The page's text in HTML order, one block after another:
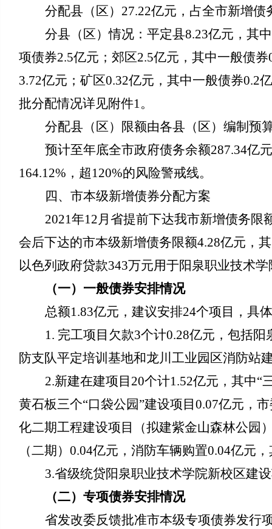
分配县（区）27.22亿元，占全市新增
分县（区）情况：平定县8.23亿元，其
项债券2.5亿元；郊区2.5亿元，其中一般债券
3.72亿元；矿区0.32亿元，其中一般债券0.2
批分配情况详见附件1。
分配县（区）限额由各县（区）编制预
预计至年底全市政府债务余额287.34亿
164.12% ，超120%的风险警戒线。
四、市本级新增债券分配方案
2021年12月省提前下达我市新增债务
会后下达的市本级新增债务限额4.28亿元，
以色列政府贷款343万元用于阳泉职业技术
（一）一般债券安排情况
总额1.83亿元，建议安排24个项目，具
1. 完工项目欠款3个计0.28亿元，包括
防支队平定培训基地和龙川工业园区消防站
2.新建在建项目20个计1.52亿元，其中“
黄石板三个“口袋公园”建设项目0.07亿元，
化二期工程建设项目（拟建紫金山森林公园
（二期）0.04亿元，消防车辆购置0.04亿元，
3.省级统贷阳泉职业技术学院新校区建
（二）专项债券安排情况
省发改委反馈批准市本级专项债券发行